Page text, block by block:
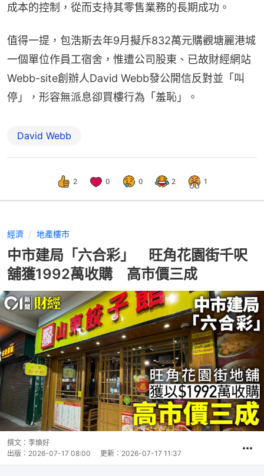
成本的控制，從而支持其零售業務的長期成功。
值得一提，包浩斯去年9月擬斥832萬元購觀塘麗港城
一個單位作員工宿舍，惟遭公司股東、已故財經網站
Webb-site創辦人David Webb發公開信反對並「叫
停」，形容無派息卻買樓行為「羞恥」。
David Webb
2 0 0 2 1
經濟 地產樓市
中市建局「六合彩」 旺角花園街千呎
舖獲1992萬收購 高市價三成
撰文： 李煥好
出版： 2026-07-17 08:00 更新： 2026-07-17 11:37